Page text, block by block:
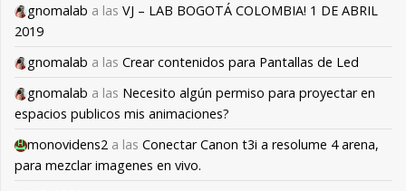
gnomalab a las VJ – LAB BOGOTÁ COLOMBIA! 1 DE ABRIL
2019
gnomalab a las Crear contenidos para Pantallas de Led
gnomalab a las Necesito algún permiso para proyectar en
espacios publicos mis animaciones?
monovidens2 a las Conectar Canon t3i a resolume 4 arena,
para mezclar imagenes en vivo.